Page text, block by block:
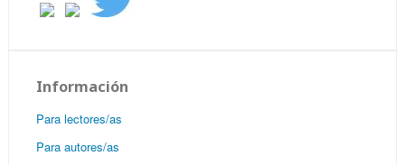
Información
Para lectores/as
Para autores/as